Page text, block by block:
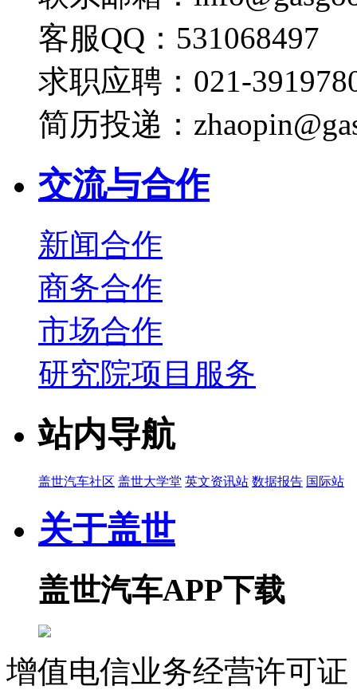
客服QQ：531068497
求职应聘：021-
简历投递：
交流与合作
新闻合作
商务合作
市场合作
研究院项目服务
站内导航
盖世汽车社区 盖世大学堂 英文资讯站 数据报告 国际站
关于盖世
盖世汽车APP下载
增值电信业务经营许可